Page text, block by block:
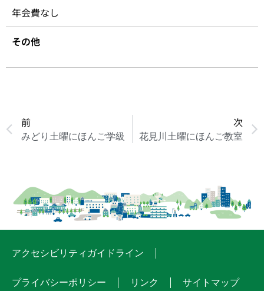
年会費なし
その他
前
みどり土曜にほんご学級
次
花見川土曜にほんご教室
アクセシビリティガイドライン
プライバシーポリシー リンク サイトマップ